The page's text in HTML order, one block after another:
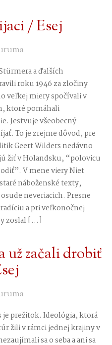
/ Esej
a ďalších
roku 1946 za zločiny
veľkej miery spočívali v
ktoré pomáhali
Jestvuje všeobecný
To je zrejme dôvod, pre
Geert Wilders nedávno
žiť v Holandsku, “polovicu
V mene viery Niet
náboženské texty,
neveriacich. Presne
a pri veľkonočnej
zoslal […]
už začali drobiť
prežitok. Ideológia, ktorá
žili v rámci jednej krajiny v
sa o seba a ani sa